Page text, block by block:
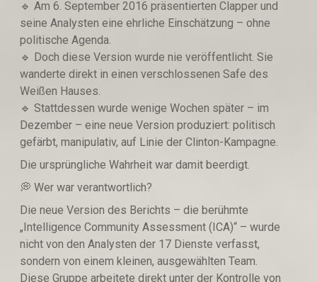
🔹️ Am 6. September 2016 präsentierten Clapper und
seine Analysten eine ehrliche Einschätzung – ohne
politische Agenda.
🔹️ Doch diese Version wurde nie veröffentlicht. Sie
wanderte direkt in einen verschlossenen Safe des
Weißen Hauses.
🔹️ Stattdessen wurde wenige Wochen später – im
Dezember – eine neue Version produziert: politisch
gefärbt, manipulativ, auf Linie der Clinton-Kampagne.
Die ursprüngliche Wahrheit war damit beerdigt.
💭 Wer war verantwortlich?
Die neue Version des Berichts – die berühmte
„Intelligence Community Assessment (ICA)“ – wurde
nicht von den Analysten der 17 Dienste verfasst,
sondern von einem kleinen, ausgewählten Team.
Diese Gruppe arbeitete direkt unter der Kontrolle von